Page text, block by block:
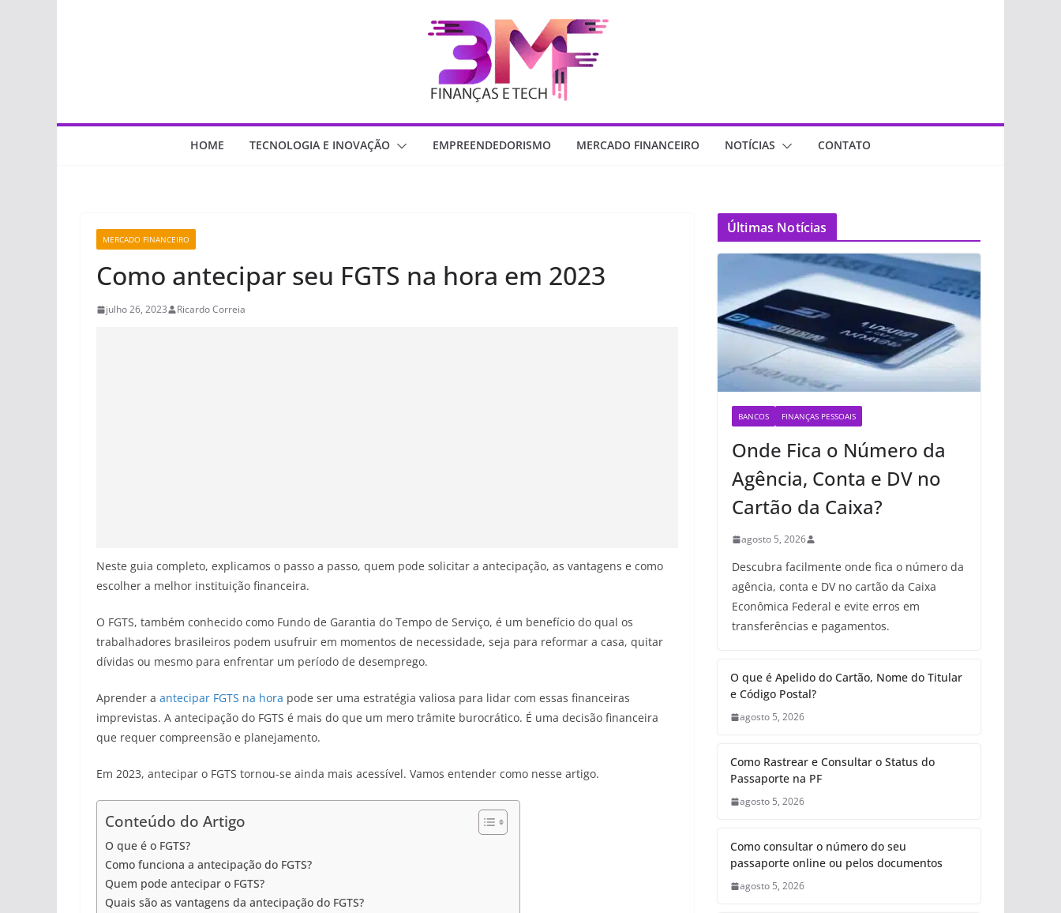
HOME TECNOLOGIA E INOVAÇÃO EMPREENDEDORISMO MERCADO FINANCEIRO NOTÍCIAS CONTATO
MERCADO FINANCEIRO
Como antecipar seu FGTS na hora em 2023
julho 26, 2023 Ricardo Correia
Neste guia completo, explicamos o passo a passo, quem pode solicitar a antecipação, as vantagens e como
escolher a melhor instituição financeira.
O FGTS, também conhecido como Fundo de Garantia do Tempo de Serviço, é um benefício do qual os
trabalhadores brasileiros podem usufruir em momentos de necessidade, seja para reformar a casa, quitar
dívidas ou mesmo para enfrentar um período de desemprego.
Aprender a antecipar FGTS na hora pode ser uma estratégia valiosa para lidar com essas financeiras
imprevistas. A antecipação do FGTS é mais do que um mero trâmite burocrático. É uma decisão financeira
que requer compreensão e planejamento.
Em 2023, antecipar o FGTS tornou-se ainda mais acessível. Vamos entender como nesse artigo.
Conteúdo do Artigo
O que é o FGTS?
Como funciona a antecipação do FGTS?
Quem pode antecipar o FGTS?
Quais são as vantagens da antecipação do FGTS?
Últimas Notícias
BANCOS FINANÇAS PESSOAIS
Onde Fica o Número da
Agência, Conta e DV no
Cartão da Caixa?
agosto 5, 2026
Descubra facilmente onde fica o número da
agência, conta e DV no cartão da Caixa
Econômica Federal e evite erros em
transferências e pagamentos.
O que é Apelido do Cartão, Nome do Titular
e Código Postal?
agosto 5, 2026
Como Rastrear e Consultar o Status do
Passaporte na PF
agosto 5, 2026
Como consultar o número do seu
passaporte online ou pelos documentos
agosto 5, 2026